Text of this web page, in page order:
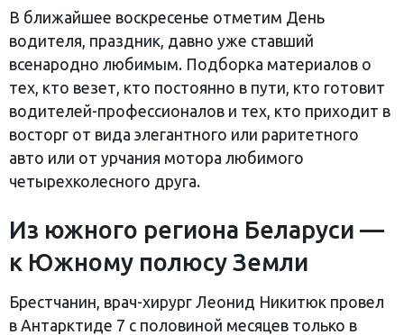
В ближайшее воскресенье отметим День
водителя, праздник, давно уже ставший
всенародно любимым. Подборка материалов о
тех, кто везет, кто постоянно в пути, кто готовит
водителей-профессионалов и тех, кто приходит в
восторг от вида элегантного или раритетного
авто или от урчания мотора любимого
четырехколесного друга.
Из южного региона Беларуси —
к Южному полюсу Земли
Брестчанин, врач-хирург Леонид Никитюк провел
в Антарктиде 7 с половиной месяцев только в